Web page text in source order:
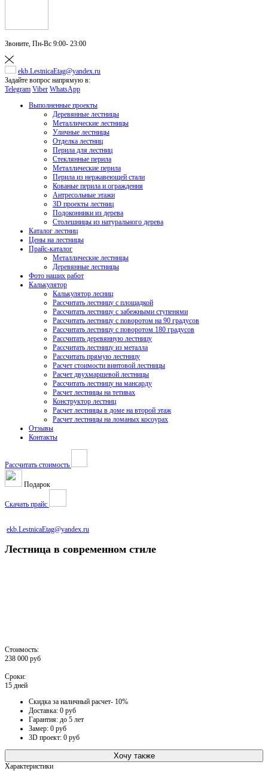
Звоните, Пн-Вс 9:00- 23:00
ekb.LestnicaEtag@yandex.ru
Задайте вопрос напрямую в:
Telegram Viber WhatsApp
Выполненные проекты
Деревянные лестницы
Металлические лестницы
Уличные лестницы
Отделка лестниц
Перила для лестниц
Стеклянные перила
Металлические перила
Перила из нержавеющей стали
Кованые перила и ограждения
Антресольные этажи
3D проекты лестниц
Подоконники из дерева
Столешницы из натурального дерева
Каталог лестниц
Цены на лестницы
Прайс-каталог
Металлические лестницы
Деревянные лестницы
Фото наших работ
Калькулятор
Калькулятор лесниц
Рассчитать лестницу с площадкой
Рассчитать лестницу с забежными ступенями
Рассчитать лестницу с поворотом на 90 градусов
Рассчитать лестницу с поворотом 180 градусов
Рассчитать деревянную лестницу
Рассчитать лестницу из металла
Рассчитать прямую лестницу
Расчет стоимости винтовой лестницы
Расчет двухмаршевой лестницы
Рассчитать лестницу на мансарду
Расчет лестницы на тетивах
Конструктор лестниц
Расчет лестницы в доме на второй этаж
Расчет лестницы на ломаных косоурах
Отзывы
Контакты
Рассчитать стоимость
Подарок
Скачать прайс
ekb.LestnicaEtag@yandex.ru
Лестница в современном стиле
Стоимость:
238 000 руб
Сроки:
15 дней
Скидка за наличный расчет- 10%
Доставка: 0 руб
Гарантия: до 5 лет
Замер: 0 руб
3D проект: 0 руб
Хочу также
Характеристики